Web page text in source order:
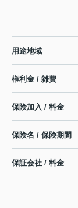
用途地域
権利金 / 雑費
保険加入 / 料金
保険名 / 保険期間
保証会社 / 料金